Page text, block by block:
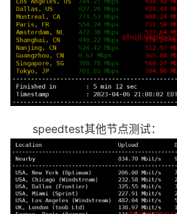
speedtest其他节点测试：